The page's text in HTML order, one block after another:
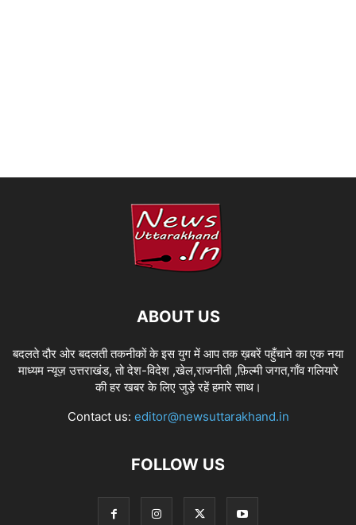
ABOUT US
बदलते दौर ओर बदलती तकनीकों के इस युग में आप तक ख़बरें पहुँचाने का एक नया
माध्यम न्यूज़ उत्तराखंड, तो देश-विदेश ,खेल,राजनीती ,फ़िल्मी जगत,गाँव गलियारे
की हर खबर के लिए जुड़े रहें हमारे साथ।
Contact us: editor@newsuttarakhand.in
FOLLOW US